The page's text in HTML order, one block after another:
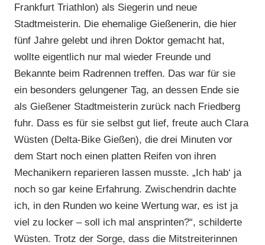
Frankfurt Triathlon) als Siegerin und neue
Stadtmeisterin. Die ehemalige Gießenerin, die hier
fünf Jahre gelebt und ihren Doktor gemacht hat,
wollte eigentlich nur mal wieder Freunde und
Bekannte beim Radrennen treffen. Das war für sie
ein besonders gelungener Tag, an dessen Ende sie
als Gießener Stadtmeisterin zurück nach Friedberg
fuhr. Dass es für sie selbst gut lief, freute auch Clara
Wüsten (Delta-Bike Gießen), die drei Minuten vor
dem Start noch einen platten Reifen von ihren
Mechanikern reparieren lassen musste. „Ich hab‘ ja
noch so gar keine Erfahrung. Zwischendrin dachte
ich, in den Runden wo keine Wertung war, es ist ja
viel zu locker – soll ich mal ansprinten?“, schilderte
Wüsten. Trotz der Sorge, dass die Mitstreiterinnen